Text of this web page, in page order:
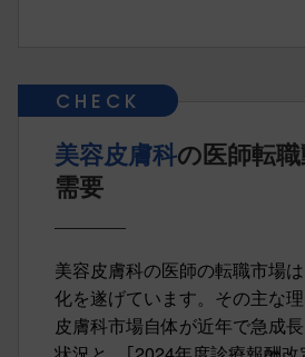
美容皮膚科の医師転
需要
美容皮膚科の医師の転職市場
化を遂げています。その主な
皮膚科市場自体が近年で急成